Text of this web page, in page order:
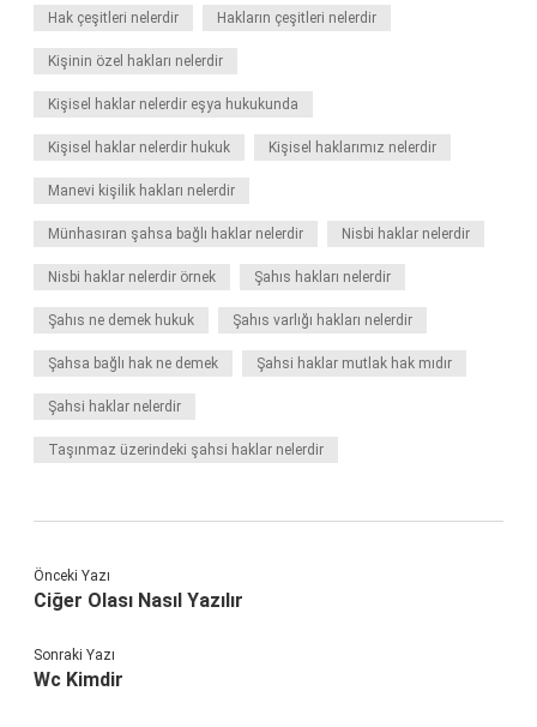
Hak çeşitleri nelerdir Hakların çeşitleri nelerdir
Kişinin özel hakları nelerdir
Kişisel haklar nelerdir eşya hukukunda
Kişisel haklar nelerdir hukuk Kişisel haklarımız nelerdir
Manevi kişilik hakları nelerdir
Münhasıran şahsa bağlı haklar nelerdir Nisbi haklar nelerdir
Nisbi haklar nelerdir örnek Şahıs hakları nelerdir
Şahıs ne demek hukuk Şahıs varlığı hakları nelerdir
Şahsa bağlı hak ne demek Şahsi haklar mutlak hak mıdır
Şahsi haklar nelerdir
Taşınmaz üzerindeki şahsi haklar nelerdir
Önceki Yazı
Ciğer Olası Nasıl Yazılır
Sonraki Yazı
Wc Kimdir